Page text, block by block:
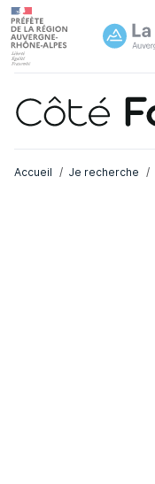
Accueil Je recherche